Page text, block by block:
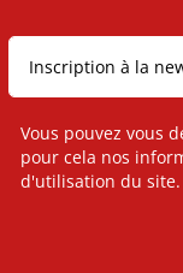
Vous pouvez vous
pour cela nos
d'utilisation du site.